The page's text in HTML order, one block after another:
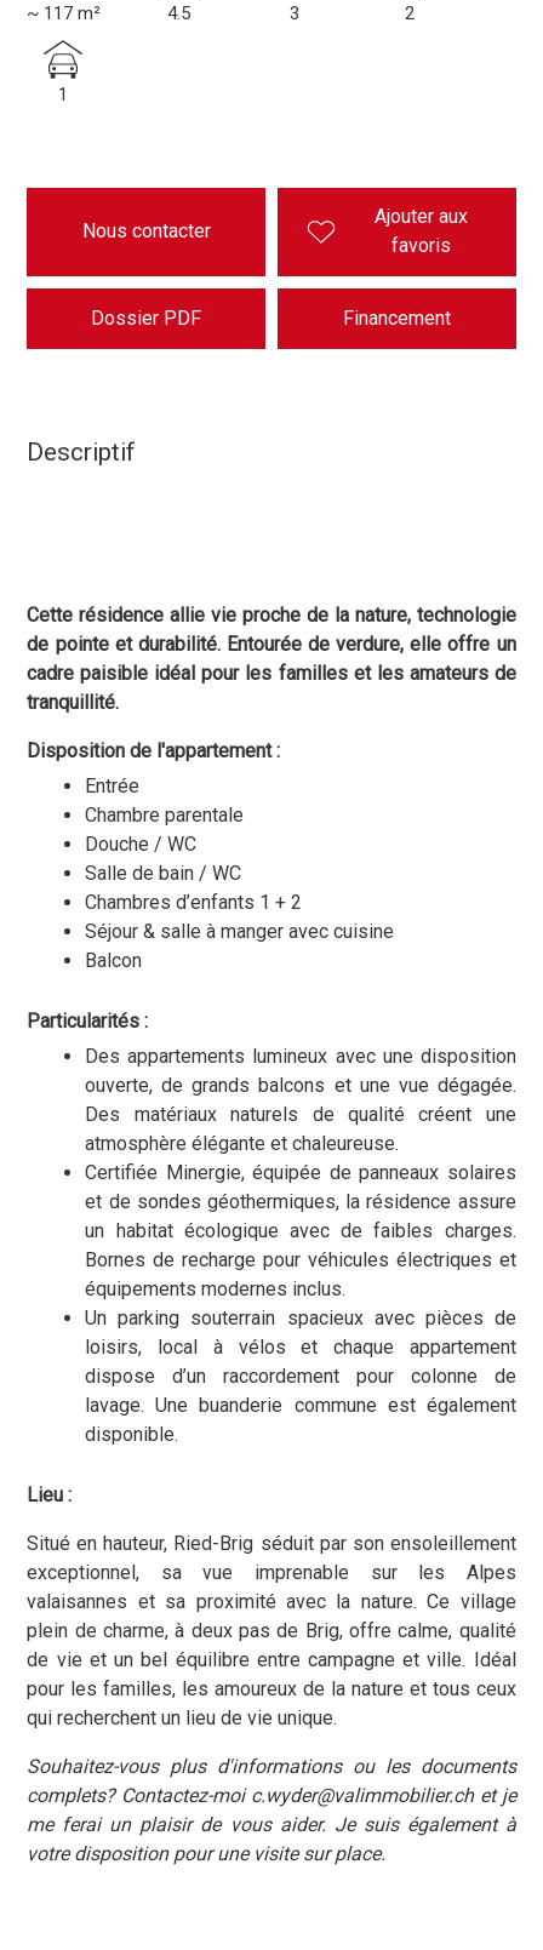
~ 117 m² 4.5 3 2
1
Nous contacter
Ajouter aux
favoris
Dossier PDF Financement
Descriptif
Cette résidence allie vie proche de la nature, technologie
de pointe et durabilité. Entourée de verdure, elle offre un
cadre paisible idéal pour les familles et les amateurs de
tranquillité.
Disposition de l'appartement :
Entrée
Chambre parentale
Douche / WC
Salle de bain / WC
Chambres d’enfants 1 + 2
Séjour & salle à manger avec cuisine
Balcon
Particularités :
Des appartements lumineux avec une disposition
ouverte, de grands balcons et une vue dégagée.
Des matériaux naturels de qualité créent une
atmosphère élégante et chaleureuse.
Certifiée Minergie, équipée de panneaux solaires
et de sondes géothermiques, la résidence assure
un habitat écologique avec de faibles charges.
Bornes de recharge pour véhicules électriques et
équipements modernes inclus.
Un parking souterrain spacieux avec pièces de
loisirs, local à vélos et chaque appartement
dispose d’un raccordement pour colonne de
lavage. Une buanderie commune est également
disponible.
Lieu :
Situé en hauteur, Ried-Brig séduit par son ensoleillement
exceptionnel, sa vue imprenable sur les Alpes
valaisannes et sa proximité avec la nature. Ce village
plein de charme, à deux pas de Brig, offre calme, qualité
de vie et un bel équilibre entre campagne et ville. Idéal
pour les familles, les amoureux de la nature et tous ceux
qui recherchent un lieu de vie unique.
Souhaitez-vous plus d'informations ou les documents
complets? Contactez-moi c.wyder@valimmobilier.ch et je
me ferai un plaisir de vous aider. Je suis également à
votre disposition pour une visite sur place.